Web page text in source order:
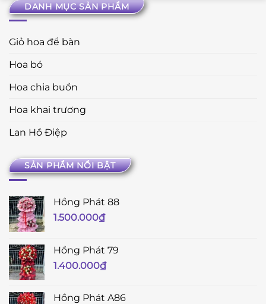
DANH MỤC SẢN PHẨM
Giỏ hoa để bàn
Hoa bó
Hoa chia buồn
Hoa khai trương
Lan Hồ Điệp
SẢN PHẨM NỔI BẬT
Hồng Phát 88
1.500.000₫
Hồng Phát 79
1.400.000₫
Hồng Phát A86